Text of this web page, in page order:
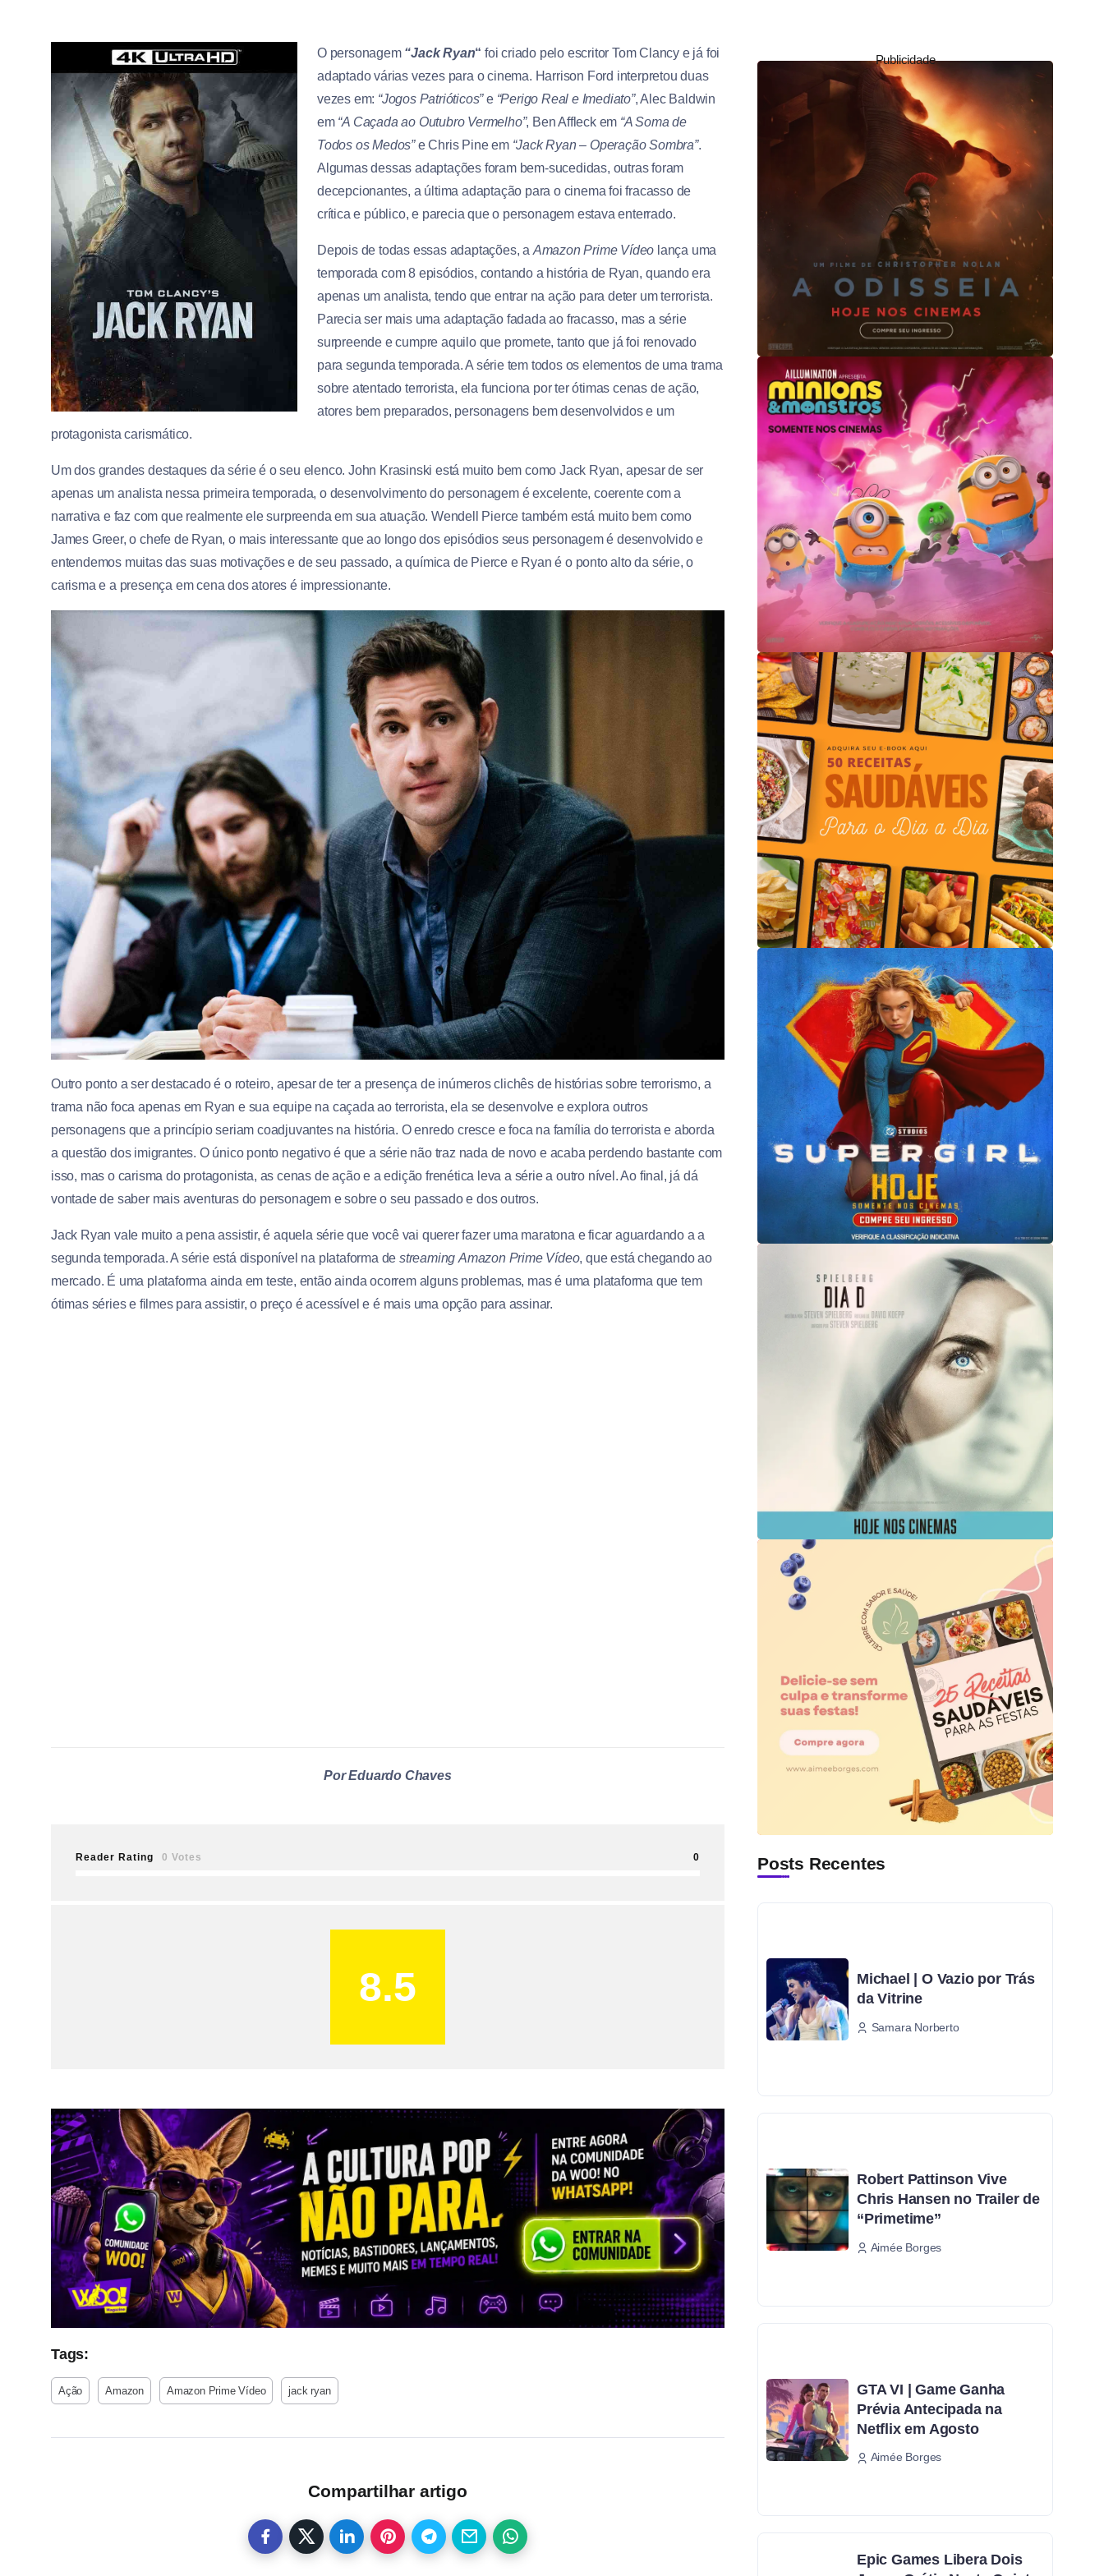
O personagem “Jack Ryan“ foi criado pelo escritor Tom Clancy e já foi
adaptado várias vezes para o cinema. Harrison Ford interpretou duas
vezes em: “Jogos Patrióticos”e “Perigo Real e Imediato”, Alec Baldwin
em “A Caçada ao Outubro Vermelho”, Ben Affleck em “A Soma de
Todos os Medos”e Chris Pine em “Jack Ryan – Operação Sombra”.
Algumas dessas adaptações foram bem-sucedidas, outras foram
decepcionantes, a última adaptação para o cinema foi fracasso de
crítica e público, e parecia que o personagem estava enterrado.
Depois de todas essas adaptações, a Amazon Prime Vídeo lança uma
temporada com 8 episódios, contando a história de Ryan, quando era
apenas um analista, tendo que entrar na ação para deter um terrorista.
Parecia ser mais uma adaptação fadada ao fracasso, mas a série
surpreende e cumpre aquilo que promete, tanto que já foi renovado
para segunda temporada. A série tem todos os elementos de uma trama
sobre atentado terrorista, ela funciona por ter ótimas cenas de ação,
atores bem preparados, personagens bem desenvolvidos e um
protagonista carismático.
Um dos grandes destaques da série é o seu elenco. John Krasinski está muito bem como Jack Ryan, apesar de ser
apenas um analista nessa primeira temporada, o desenvolvimento do personagem é excelente, coerente com a
narrativa e faz com que realmente ele surpreenda em sua atuação. Wendell Pierce também está muito bem como
James Greer, o chefe de Ryan, o mais interessante que ao longo dos episódios seus personagem é desenvolvido e
entendemos muitas das suas motivações e de seu passado, a química de Pierce e Ryan é o ponto alto da série, o
carisma e a presença em cena dos atores é impressionante.
Outro ponto a ser destacado é o roteiro, apesar de ter a presença de inúmeros clichês de histórias sobre terrorismo, a
trama não foca apenas em Ryan e sua equipe na caçada ao terrorista, ela se desenvolve e explora outros
personagens que a princípio seriam coadjuvantes na história. O enredo cresce e foca na família do terrorista e aborda
a questão dos imigrantes. O único ponto negativo é que a série não traz nada de novo e acaba perdendo bastante com
isso, mas o carisma do protagonista, as cenas de ação e a edição frenética leva a série a outro nível. Ao final, já dá
vontade de saber mais aventuras do personagem e sobre o seu passado e dos outros.
Jack Ryan vale muito a pena assistir, é aquela série que você vai querer fazer uma maratona e ficar aguardando a a
segunda temporada. A série está disponível na plataforma de streaming Amazon Prime Vídeo, que está chegando ao
mercado. É uma plataforma ainda em teste, então ainda ocorrem alguns problemas, mas é uma plataforma que tem
ótimas séries e filmes para assistir, o preço é acessível e é mais uma opção para assinar.
Por Eduardo Chaves
Reader Rating 0 Votes 0
8.5
Tags:
Ação Amazon Amazon Prime Vídeo jack ryan
Compartilhar artigo
Publicidade
Posts Recentes
Michael | O Vazio por Trás
da Vitrine
Samara Norberto
Robert Pattinson Vive
Chris Hansen no Trailer de
“Primetime”
Aimée Borges
GTA VI | Game Ganha
Prévia Antecipada na
Netflix em Agosto
Aimée Borges
Epic Games Libera Dois